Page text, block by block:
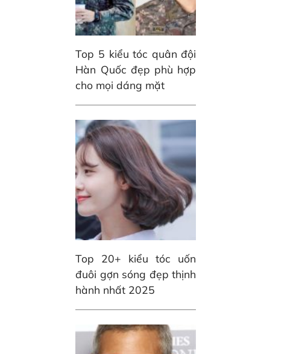
Top 5 kiểu tóc quân đội
Hàn Quốc đẹp phù hợp
cho mọi dáng mặt
Top 20+ kiểu tóc uốn
đuôi gợn sóng đẹp thịnh
hành nhất 2025